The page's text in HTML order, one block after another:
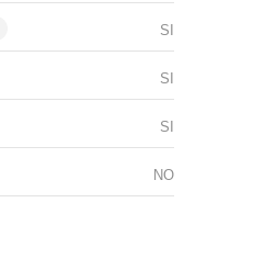
SI
SI
SI
NO